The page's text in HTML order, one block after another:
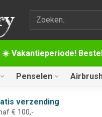
☀️ Vakantieperiode!
Zoekterm
Penselen
verzending
€ 100,-